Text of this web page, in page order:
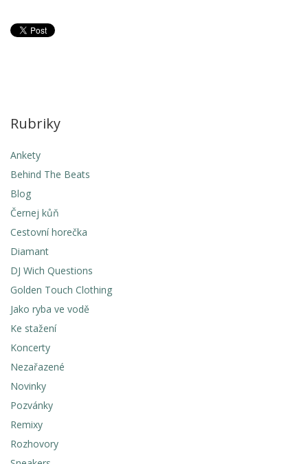
Rubriky
Ankety
Behind The Beats
Blog
Černej kůň
Cestovní horečka
Diamant
DJ Wich Questions
Golden Touch Clothing
Jako ryba ve vodě
Ke stažení
Koncerty
Nezařazené
Novinky
Pozvánky
Remixy
Rozhovory